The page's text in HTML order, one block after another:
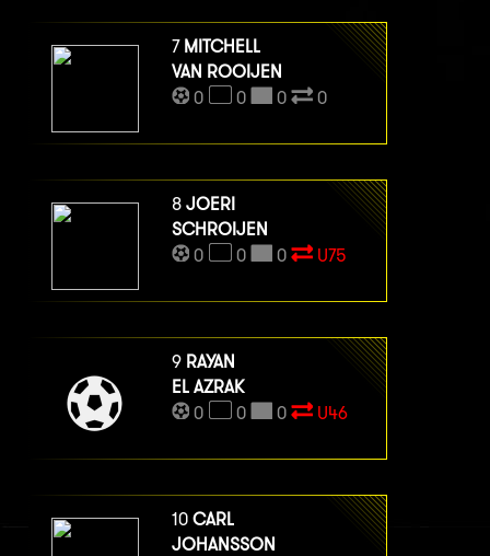
7 MITCHELL
VAN ROOIJEN
0
0 0 0
8 JOERI
SCHROIJEN
0
0 0 U75
9 RAYAN
EL AZRAK
0
0 0 U46
10 CARL
JOHANSSON